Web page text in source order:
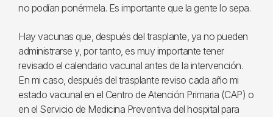
no podían ponérmela. Es importante que la gente lo sepa.
Hay vacunas que, después del trasplante, ya no pueden
administrarse y, por tanto, es muy importante tener
revisado el calendario vacunal antes de la intervención.
En mi caso, después del trasplante reviso cada año mi
estado vacunal en el Centro de Atención Primaria (CAP) o
en el Servicio de Medicina Preventiva del hospital para